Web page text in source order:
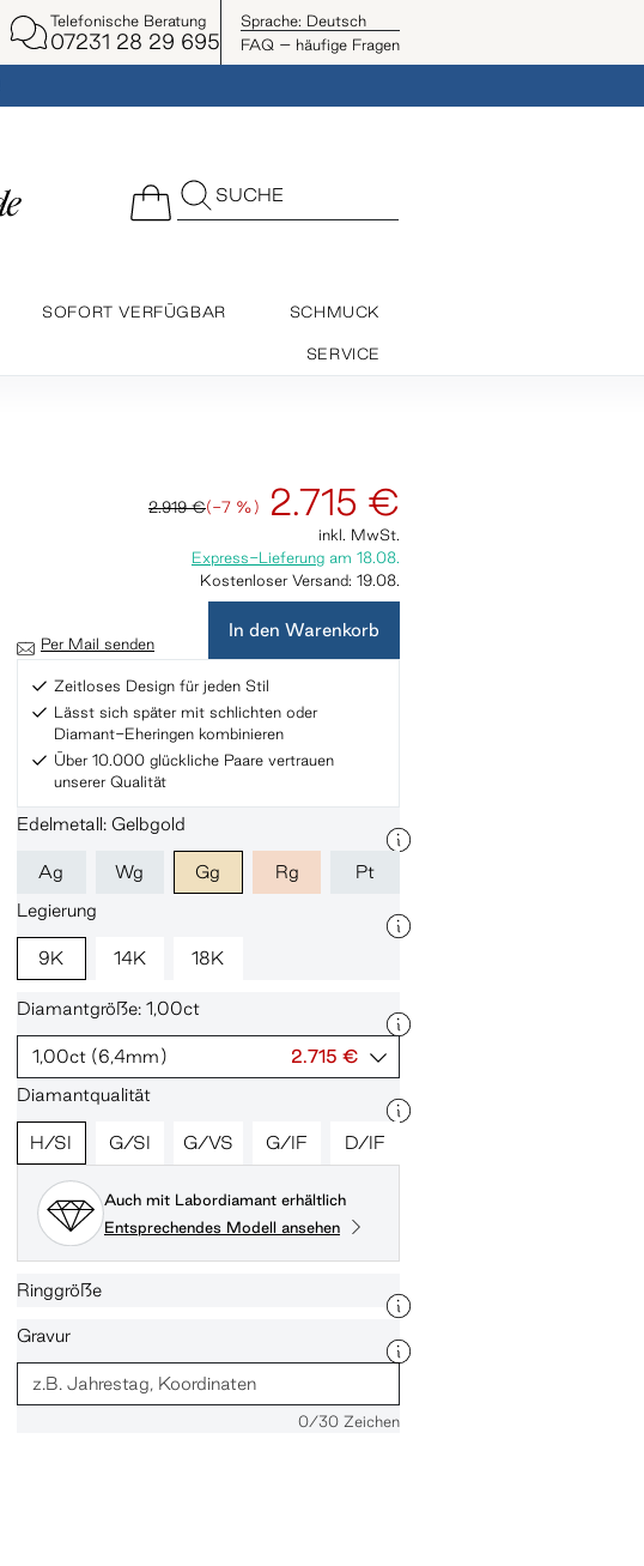
Telefonische Beratung
07231 28 29 695
Sprache: Deutsch
FAQ – häufige Fragen
SUCHE
SOFORT VERFÜGBAR SCHMUCK
SERVICE
2.919 €(-7 %) 2.715 €
inkl. MwSt.
Express-Lieferung am 18.08.
Kostenloser Versand: 19.08.
Per Mail senden
In den Warenkorb
Zeitloses Design für jeden Stil
Lässt sich später mit schlichten oder
Diamant-Eheringen kombinieren
Über 10.000 glückliche Paare vertrauen
unserer Qualität
Edelmetall: Gelbgold
Ag Wg Gg Rg
Pt
Legierung
9K 14K 18K
Diamantgröße: 1,00ct
1,00ct (6,4mm)
2.715 €
Diamantqualität
H/SI G/SI G/VS G/IF D/IF
Auch mit Labordiamant erhältlich
Entsprechendes Modell ansehen
Ringgröße
Gravur
0/30 Zeichen